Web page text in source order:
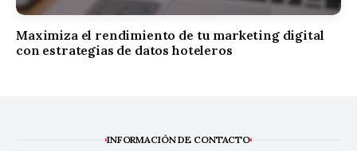
Maximiza el rendimiento de tu marketing digital
con estrategias de datos hoteleros
INFORMACIÓN DE CONTACTO